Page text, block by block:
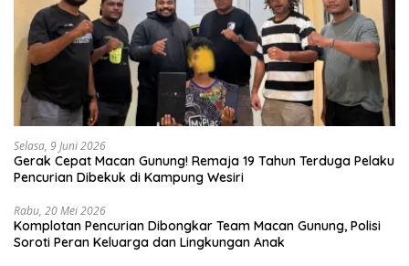
Selasa, 9 Juni 2026
Gerak Cepat Macan Gunung! Remaja 19 Tahun Terduga Pelaku
Pencurian Dibekuk di Kampung Wesiri
Rabu, 20 Mei 2026
Komplotan Pencurian Dibongkar Team Macan Gunung, Polisi
Soroti Peran Keluarga dan Lingkungan Anak